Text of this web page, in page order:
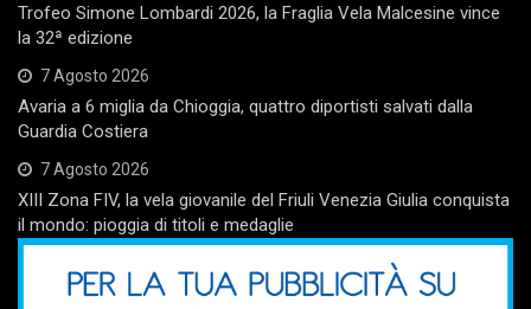
Trofeo Simone Lombardi 2026, la Fraglia Vela Malcesine vince
la 32ª edizione
7 Agosto 2026
Avaria a 6 miglia da Chioggia, quattro diportisti salvati dalla
Guardia Costiera
7 Agosto 2026
XIII Zona FIV, la vela giovanile del Friuli Venezia Giulia conquista
il mondo: pioggia di titoli e medaglie